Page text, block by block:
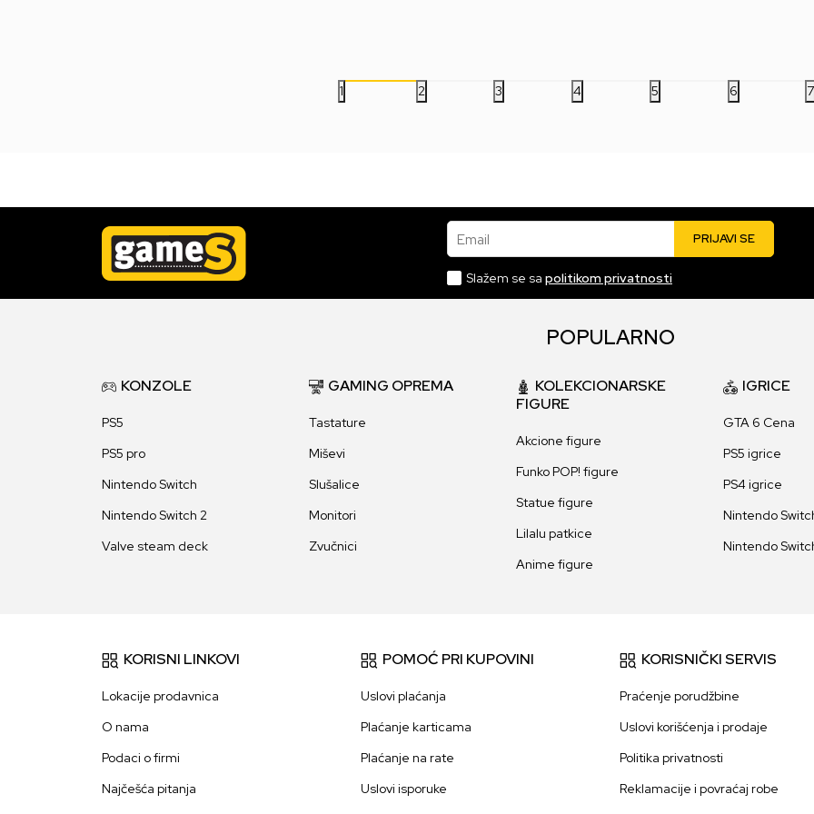
1 2 3 4 5 6 7
Email PRIJAVI SE
Slažem se sa politikom privatnosti
POPULARNO
KONZOLE
PS5
PS5 pro
Nintendo Switch
Nintendo Switch 2
Valve steam deck
GAMING OPREMA
Tastature
Miševi
Slušalice
Monitori
Zvučnici
KOLEKCIONARSKE
FIGURE
Akcione figure
Funko POP! figure
Statue figure
Lilalu patkice
Anime figure
IGRICE
GTA 6 Cena
PS5 igrice
PS4 igrice
Nintendo
Nintendo
KORISNI LINKOVI
Lokacije prodavnica
O nama
Podaci o firmi
Najčešća pitanja
POMOĆ PRI KUPOVINI
Uslovi plaćanja
Plaćanje karticama
Plaćanje na rate
Uslovi isporuke
KORISNIČKI SERVIS
Praćenje porudžbine
Uslovi korišćenja i prodaje
Politika privatnosti
Reklamacije i povraćaj robe